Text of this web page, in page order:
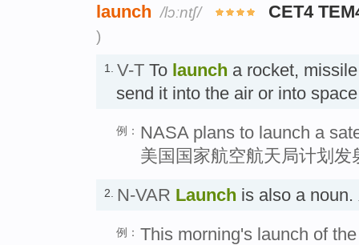
launch /lɔːntʃ/ CET4
)
1. V-T To launch a rocket,
send it into the air or into
例： NASA plans to launch a
美国国家航空航天局计划
2. N-VAR Launch is also a noun.
例： This morning's launch of